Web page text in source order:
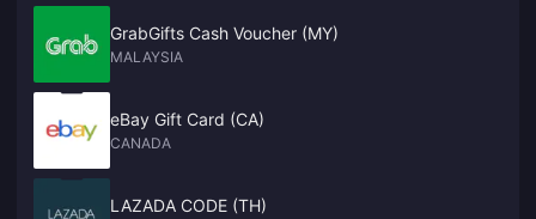
GrabGifts Cash Voucher (MY)
MALAYSIA
eBay Gift Card (CA)
CANADA
LAZADA CODE (TH)